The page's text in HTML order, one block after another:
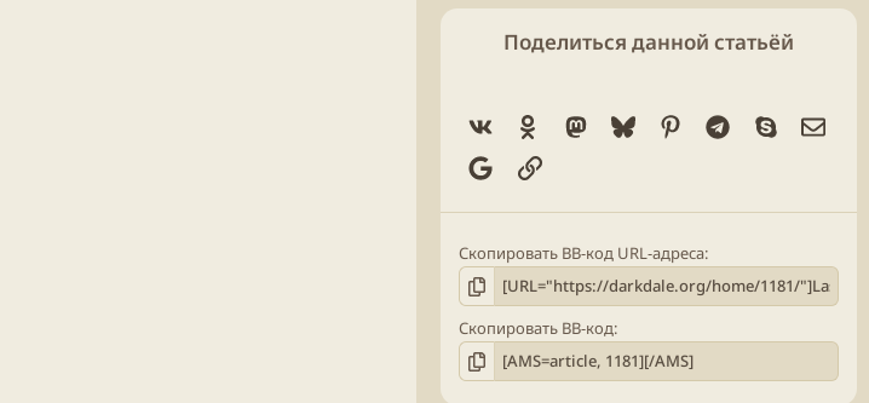
Поделиться данной статьёй
Ok Mastodon
BlueskyPinterestTelegram
Skype
GoogleСсылка
Скопировать BB-код URL-адреса
Скопировать BB-код